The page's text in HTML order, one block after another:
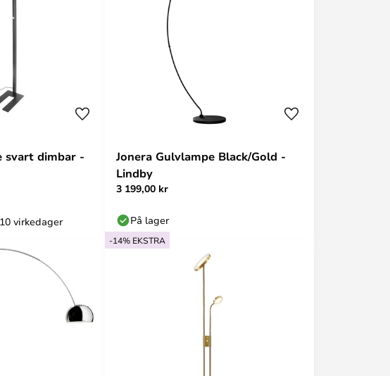
svart dimbar -
virkedager
Jonera Gulvlampe Black/Gold -
Lindby
3 199,00 kr
På lager
-14% EKSTRA